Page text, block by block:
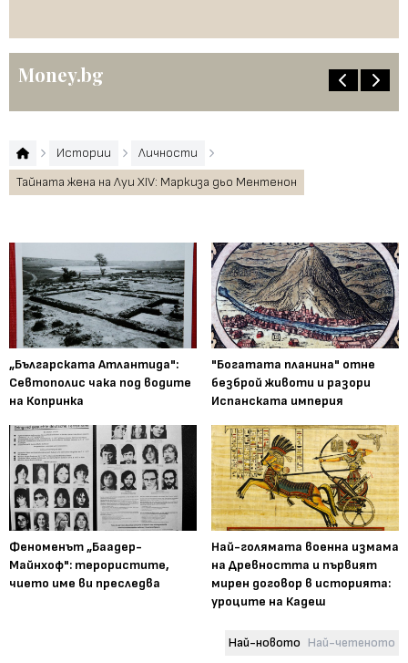
Money.bg
Истории
Личности
Тайната жена на Луи XIV: Маркиза дьо Ментенон
„Българската Атлантида":
Севтополис чака под водите
на Копринка
"Богатата планина" отне
безброй животи и разори
Испанската империя
Феноменът „Баадер-
Майнхоф": терористите,
чието име ви преследва
Най-голямата военна измама
на Древността и първият
мирен договор в историята:
уроците на Кадеш
Най-новото Най-четеното